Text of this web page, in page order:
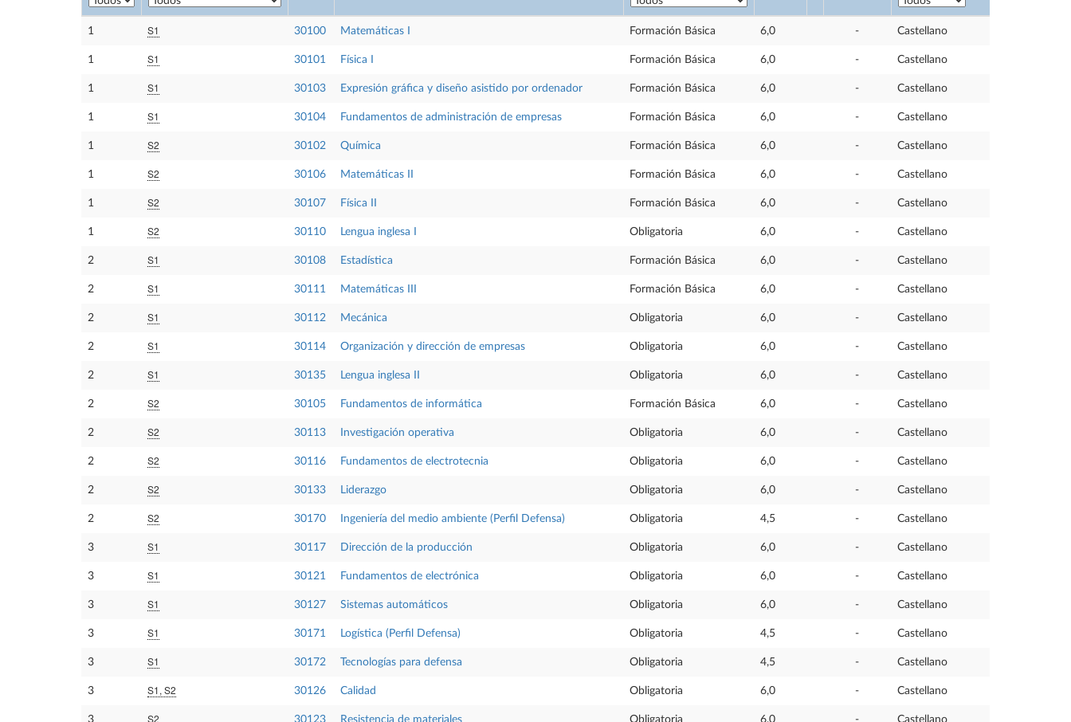
1 S1 30100 Matemáticas I Formación Básica 6,0 - Castellano
1 S1 30101 Física I Formación Básica 6,0 - Castellano
1 S1 30103 Expresión gráfica y diseño asistido por ordenador Formación Básica 6,0 - Castellano
1 S1 30104 Fundamentos de administración de empresas Formación Básica 6,0 - Castellano
1 S2 30102 Química Formación Básica 6,0 - Castellano
1 S2 30106 Matemáticas II Formación Básica 6,0 - Castellano
1 S2 30107 Física II Formación Básica 6,0 - Castellano
1 S2 30110 Lengua inglesa I Obligatoria 6,0 - Castellano
2 S1 30108 Estadística Formación Básica 6,0 - Castellano
2 S1 30111 Matemáticas III Formación Básica 6,0 - Castellano
2 S1 30112 Mecánica Obligatoria 6,0 - Castellano
2 S1 30114 Organización y dirección de empresas Obligatoria 6,0 - Castellano
2 S1 30135 Lengua inglesa II Obligatoria 6,0 - Castellano
2 S2 30105 Fundamentos de informática Formación Básica 6,0 - Castellano
2 S2 30113 Investigación operativa Obligatoria 6,0 - Castellano
2 S2 30116 Fundamentos de electrotecnia Obligatoria 6,0 - Castellano
2 S2 30133 Liderazgo Obligatoria 6,0 - Castellano
2 S2 30170 Ingeniería del medio ambiente (Perfil Defensa) Obligatoria 4,5 - Castellano
3 S1 30117 Dirección de la producción Obligatoria 6,0 - Castellano
3 S1 30121 Fundamentos de electrónica Obligatoria 6,0 - Castellano
3 S1 30127 Sistemas automáticos Obligatoria 6,0 - Castellano
3 S1 30171 Logística (Perfil Defensa) Obligatoria 4,5 - Castellano
3 S1 30172 Tecnologías para defensa Obligatoria 4,5 - Castellano
3 S1, S2 30126 Calidad Obligatoria 6,0 - Castellano
3 S2 30123 Resistencia de materiales Obligatoria 6,0 - Castellano